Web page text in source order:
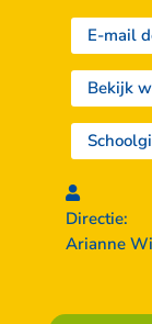
E-mail
Bekijk
Directie:
Arianne